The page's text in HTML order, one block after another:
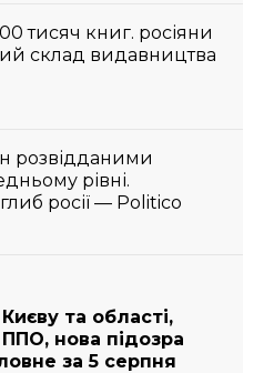
тисяч книг. росіяни
склад видавництва
розвідданими
рівні.
росії — Politico
та області,
нова підозра
за 5 серпня